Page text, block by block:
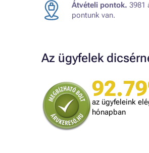
Átvételi pontok. 3981
pontunk van.
Az ügyfelek
az ügyfeleink
hónapban
A bolt vásárlója
Minden rendben